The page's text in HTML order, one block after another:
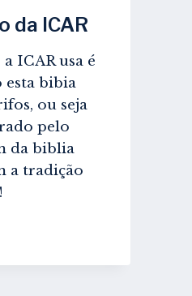
da ICAR
ICAR usa é
esta bibia
ou seja
pelo
da biblia
a tradição